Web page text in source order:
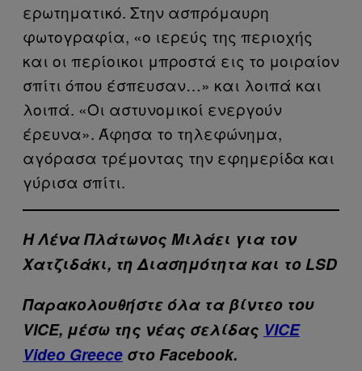
ερωτηματικό. Στην ασπρόμαυρη
φωτογραφία, «ο ιερεύς της περιοχής
και οι περίοικοι μπροστά εις το μοιραίον
σπίτι όπου έσπευσαν…» και λοιπά και
λοιπά. «Οι αστυνομικοί ενεργούν
έρευνα». Άφησα το τηλεφώνημα,
αγόρασα τρέμοντας την εφημερίδα και
γύρισα σπίτι.
H Λένα Πλάτωνος Μιλάει για τον
Χατζιδάκι, τη Διασημότητα και το LSD
Παρακολουθήστε όλα τα βίντεo του
VICE, μέσω της νέας σελίδας VICE
Video Greece στο Facebook.